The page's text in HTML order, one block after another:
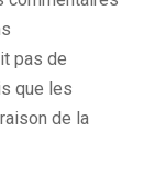
pas de
que les
de la